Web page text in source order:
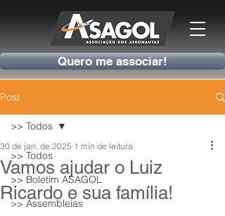
Quero me associar!
Post
>> Todos
>> Boletim ASAGOL
>> Assembleias
>> Todos
Vamos ajudar o Luiz
Ricardo e sua família!
30 de jan. de 2025 1 min de leitura